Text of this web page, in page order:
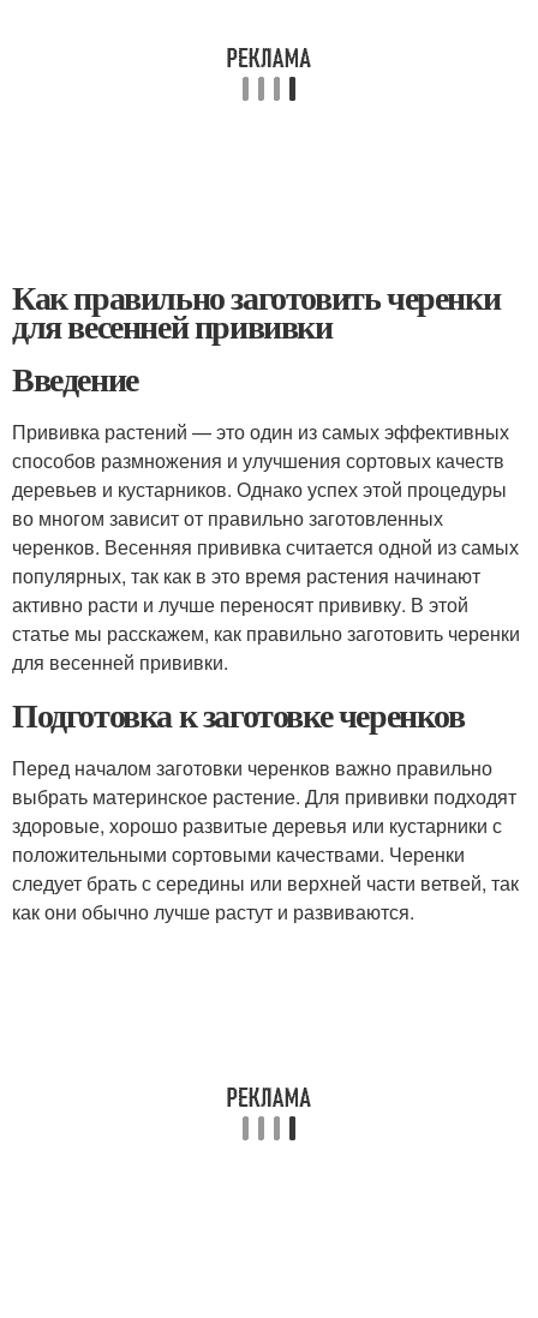
Как правильно заготовить черенки
для весенней прививки
Введение
Прививка растений — это один из самых эффективных
способов размножения и улучшения сортовых качеств
деревьев и кустарников. Однако успех этой процедуры
во многом зависит от правильно заготовленных
черенков. Весенняя прививка считается одной из самых
популярных, так как в это время растения начинают
активно расти и лучше переносят прививку. В этой
статье мы расскажем, как правильно заготовить черенки
для весенней прививки.
Подготовка к заготовке черенков
Перед началом заготовки черенков важно правильно
выбрать материнское растение. Для прививки подходят
здоровые, хорошо развитые деревья или кустарники с
положительными сортовыми качествами. Черенки
следует брать с середины или верхней части ветвей, так
как они обычно лучше растут и развиваются.